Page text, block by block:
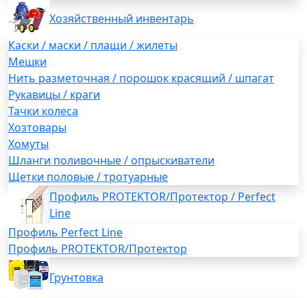
Хозяйственный инвентарь
Каски / маски / плащи / жилеты
Мешки
Нить разметочная / порошок красящий / шпагат
Рукавицы / краги
Тачки колеса
Хозтовары
Хомуты
Шланги поливочные / опрыскиватели
Щетки половые / тротуарные
Профиль PROTEKTOR/Протектор / Perfect
Line
Профиль Perfect Line
Профиль PROTEKTOR/Протектор
Грунтовка